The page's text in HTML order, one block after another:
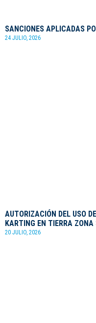
SANCIONES APLICADAS
24 JULIO, 2026
AUTORIZACIÓN DEL USO
KARTING EN TIERRA ZONA
20 JULIO, 2026